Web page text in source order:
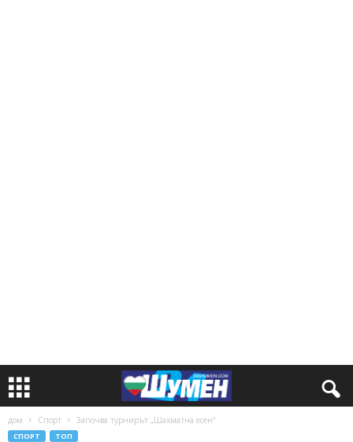
дом Спорт Започва турнирът „Шахматна есен“
СПОРТ ТОП